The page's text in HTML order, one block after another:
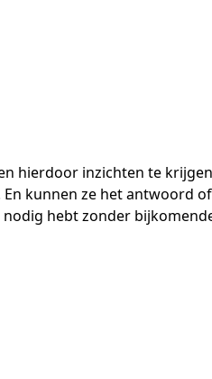
hierdoor inzichten te
kunnen ze het antwoord
hebt zonder